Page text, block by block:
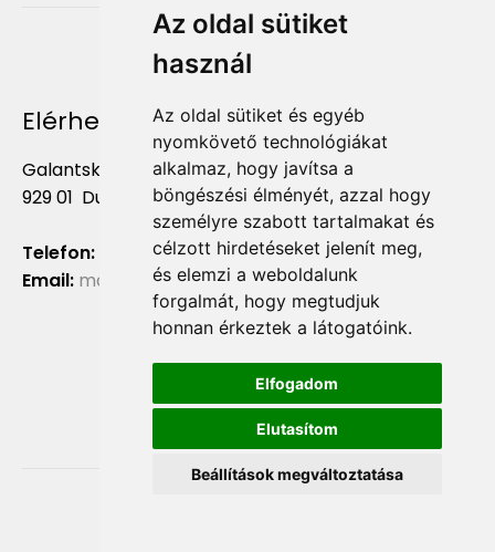
Az oldal sütiket
használ
Az oldal sütiket és egyéb
nyomkövető technológiákat
alkalmaz, hogy javítsa a
böngészési élményét, azzal hogy
személyre szabott tartalmakat és
célzott hirdetéseket jelenít meg,
és elemzi a weboldalunk
forgalmát, hogy megtudjuk
honnan érkeztek a látogatóink.
Elfogadom
Elutasítom
Beállítások megváltoztatása
Elérhetőség
Galantská cesta 658/2F
929 01 Dunajská Streda
Telefon:
+421 903 724 781
Email: marketing@liliumaurum.sk